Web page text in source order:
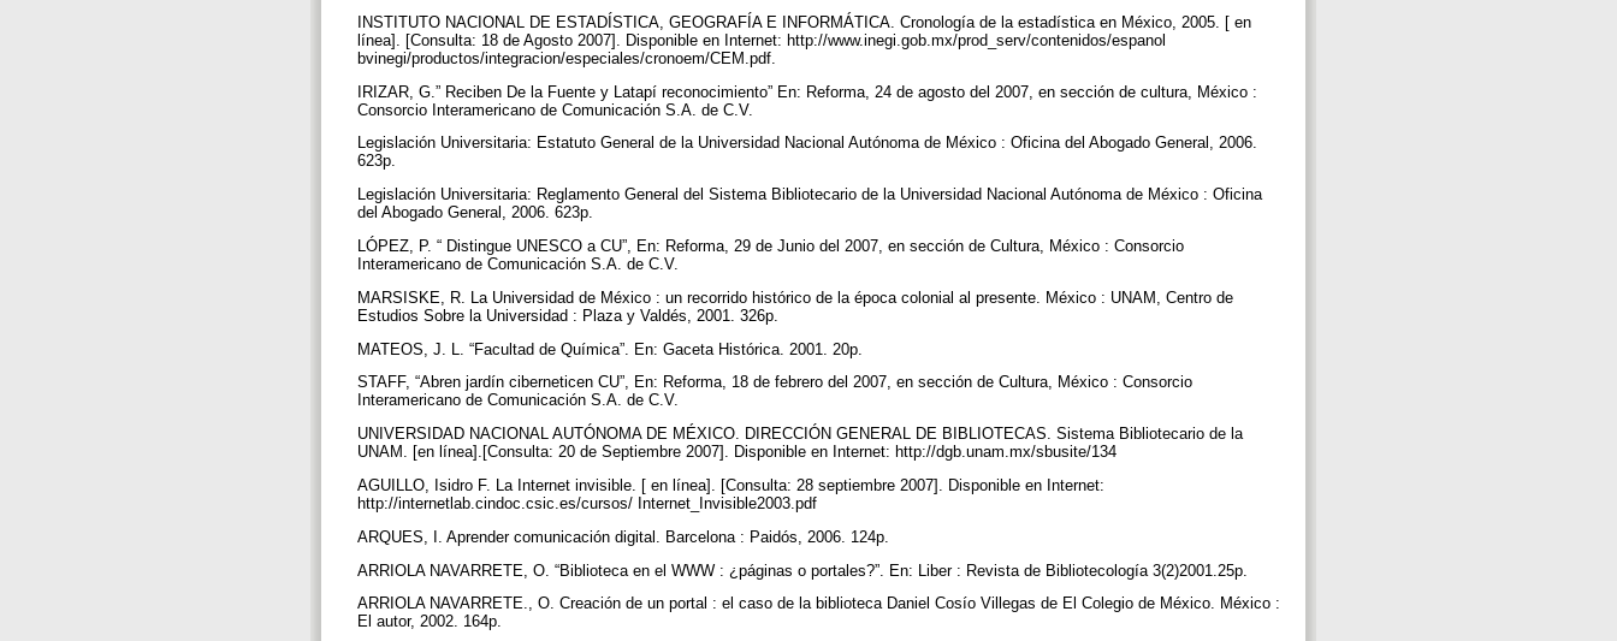
INSTITUTO NACIONAL DE ESTADÍSTICA, GEOGRAFÍA E INFORMÁTICA. Cronología de la estadística en México, 2005. [ en
línea]. [Consulta: 18 de Agosto 2007]. Disponible en Internet: http://www.inegi.gob.mx/prod_serv/contenidos/espanol
bvinegi/productos/integracion/especiales/cronoem/CEM.pdf.
IRIZAR, G.” Reciben De la Fuente y Latapí reconocimiento” En: Reforma, 24 de agosto del 2007, en sección de cultura, México :
Consorcio Interamericano de Comunicación S.A. de C.V.
Legislación Universitaria: Estatuto General de la Universidad Nacional Autónoma de México : Oficina del Abogado General, 2006.
623p.
Legislación Universitaria: Reglamento General del Sistema Bibliotecario de la Universidad Nacional Autónoma de México : Oficina
del Abogado General, 2006. 623p.
LÓPEZ, P. “ Distingue UNESCO a CU”, En: Reforma, 29 de Junio del 2007, en sección de Cultura, México : Consorcio
Interamericano de Comunicación S.A. de C.V.
MARSISKE, R. La Universidad de México : un recorrido histórico de la época colonial al presente. México : UNAM, Centro de
Estudios Sobre la Universidad : Plaza y Valdés, 2001. 326p.
MATEOS, J. L. “Facultad de Química”. En: Gaceta Histórica. 2001. 20p.
STAFF, “Abren jardín ciberneticen CU”, En: Reforma, 18 de febrero del 2007, en sección de Cultura, México : Consorcio
Interamericano de Comunicación S.A. de C.V.
UNIVERSIDAD NACIONAL AUTÓNOMA DE MÉXICO. DIRECCIÓN GENERAL DE BIBLIOTECAS. Sistema Bibliotecario de la
UNAM. [en línea].[Consulta: 20 de Septiembre 2007]. Disponible en Internet: http://dgb.unam.mx/sbusite/134
AGUILLO, Isidro F. La Internet invisible. [ en línea]. [Consulta: 28 septiembre 2007]. Disponible en Internet:
http://internetlab.cindoc.csic.es/cursos/ Internet_Invisible2003.pdf
ARQUES, I. Aprender comunicación digital. Barcelona : Paidós, 2006. 124p.
ARRIOLA NAVARRETE, O. “Biblioteca en el WWW : ¿páginas o portales?”. En: Liber : Revista de Bibliotecología 3(2)2001.25p.
ARRIOLA NAVARRETE., O. Creación de un portal : el caso de la biblioteca Daniel Cosío Villegas de El Colegio de México. México :
El autor, 2002. 164p.